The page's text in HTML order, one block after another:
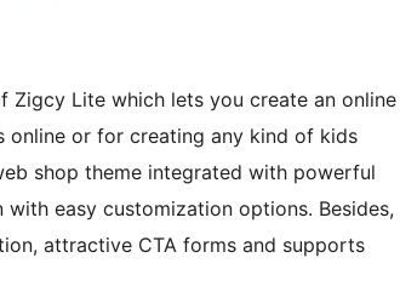
Zigcy Lite which lets you create an online
online or for creating any kind of kids
shop theme integrated with powerful
easy customization options. Besides,
attractive CTA forms and supports